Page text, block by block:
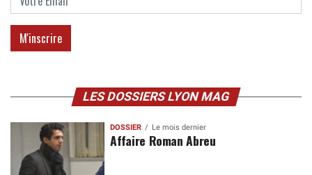
LES DOSSIERS LYON MAG
DOSSIER Le mois dernier
Affaire Roman Abreu